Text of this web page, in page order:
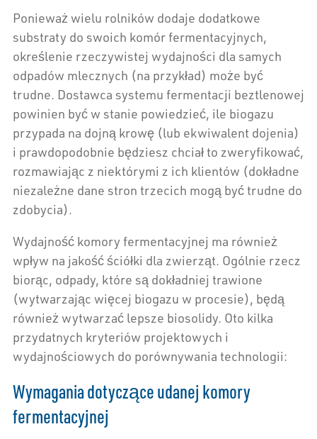
Ponieważ wielu rolników dodaje dodatkowe
substraty do swoich komór fermentacyjnych,
określenie rzeczywistej wydajności dla samych
odpadów mlecznych (na przykład) może być
trudne. Dostawca systemu fermentacji beztlenowej
powinien być w stanie powiedzieć, ile biogazu
przypada na dojną krowę (lub ekwiwalent dojenia)
i prawdopodobnie będziesz chciał to zweryfikować,
rozmawiając z niektórymi z ich klientów (dokładne
niezależne dane stron trzecich mogą być trudne do
zdobycia).
Wydajność komory fermentacyjnej ma również
wpływ na jakość ściółki dla zwierząt. Ogólnie rzecz
biorąc, odpady, które są dokładniej trawione
(wytwarzając więcej biogazu w procesie), będą
również wytwarzać lepsze biosolidy. Oto kilka
przydatnych kryteriów projektowych i
wydajnościowych do porównywania technologii:
Wymagania dotyczące udanej komory
fermentacyjnej